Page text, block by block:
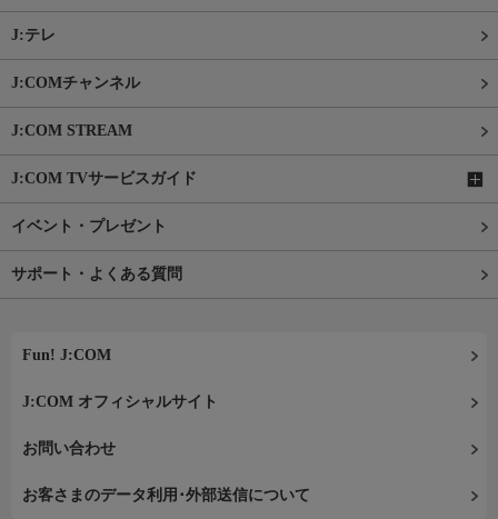
J:テレ
J:COMチャンネル
J:COM STREAM
J:COM TVサービスガイド
イベント・プレゼント
サポート・よくある質問
Fun! J:COM
J:COM オフィシャルサイト
お問い合わせ
お客さまのデータ利用･外部送信について